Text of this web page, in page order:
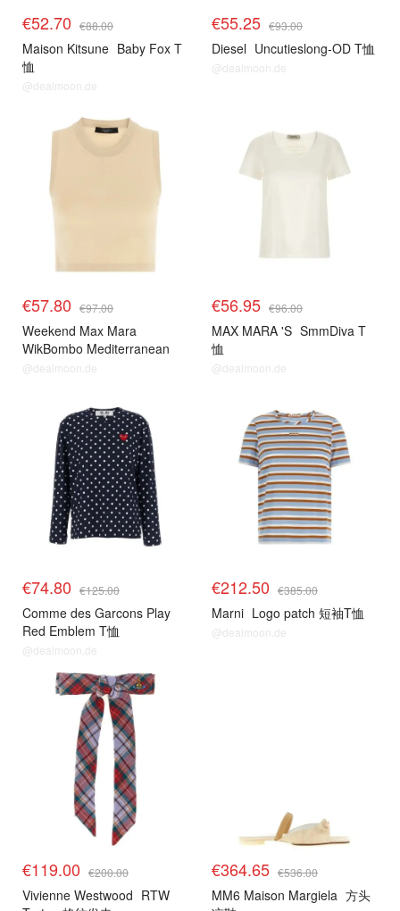
€52.70 €88.00
Maison Kitsune Baby Fox T
恤
@dealmoon.de
€55.25 €93.00
Diesel Uncutieslong-OD T恤
@dealmoon.de
€57.80 €97.00
Weekend Max Mara
WikBombo Mediterranean
Ease 胶囊顶
@dealmoon.de
€56.95 €96.00
MAX MARA 'S SmmDiva T
恤
@dealmoon.de
€74.80 €125.00
Comme des Garcons Play
Red Emblem T恤
@dealmoon.de
€212.50 €385.00
Marni Logo patch 短袖T恤
@dealmoon.de
€119.00 €200.00
Vivienne Westwood RTW
€364.65 €536.00
MM6 Maison Margiela 方头